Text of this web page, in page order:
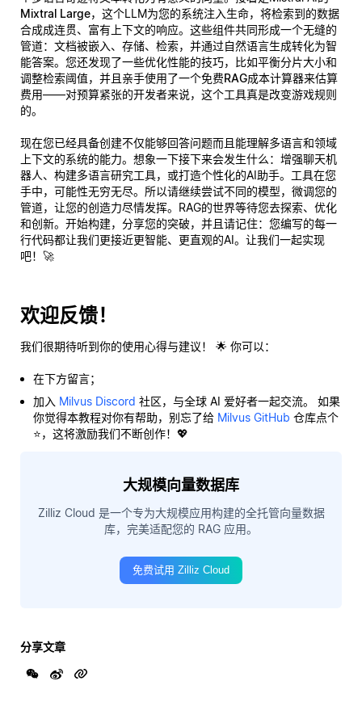
Mixtral Large，这个LLM为您的系统注入生命，将检索到的数据
合成成连贯、富有上下文的响应。这些组件共同形成一个无缝的
管道：文档被嵌入、存储、检索，并通过自然语言生成转化为智
能答案。您还发现了一些优化性能的技巧，比如平衡分片大小和
调整检索阈值，并且亲手使用了一个免费RAG成本计算器来估算
费用——对预算紧张的开发者来说，这个工具真是改变游戏规则
的。
现在您已经具备创建不仅能够回答问题而且能理解多语言和领域
上下文的系统的能力。想象一下接下来会发生什么：增强聊天机
器人、构建多语言研究工具，或打造个性化的AI助手。工具在您
手中，可能性无穷无尽。所以请继续尝试不同的模型，微调您的
管道，让您的创造力尽情发挥。RAG的世界等待您去探索、优化
和创新。开始构建，分享您的突破，并且请记住：您编写的每一
行代码都让我们更接近更智能、更直观的AI。让我们一起实现
吧！🚀
欢迎反馈！
我们很期待听到你的使用心得与建议！ 🌟 你可以：
在下方留言；
加入 Milvus Discord 社区，与全球 AI 爱好者一起交流。 如果
你觉得本教程对你有帮助，别忘了给 Milvus GitHub 仓库点个
⭐，这将激励我们不断创作！💖
大规模向量数据库
Zilliz Cloud 是一个专为大规模应用构建的全托管向量数据
库，完美适配您的 RAG 应用。
免费试用 Zilliz Cloud
分享文章